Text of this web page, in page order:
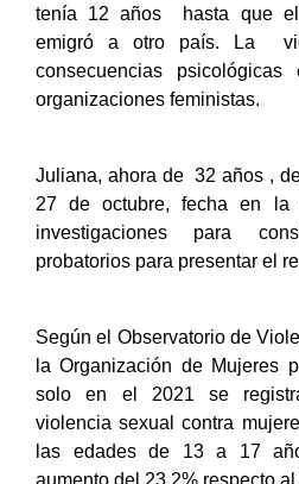
tenía 12 años  hasta que
emigró a otro país. La
consecuencias
organizaciones feministas.
Juliana, ahora de  32 años ,
27 de octubre, fecha en
investigaciones para
probatorios para presentar el
Según el Observatorio de
la Organización de Mujeres
solo en el 2021 se
violencia sexual contra
las edades de 13 a 17
aumento del 23.2% respecto al